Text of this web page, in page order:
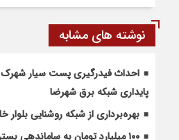
نوشته های مشابه
احداث فیدرگیری پست سیار شهرک
پایداری شبکه برق شهرضا
بهره‌برداری از شبکه روشنایی
۱۰۰ میلیارد تومان به ساماندهی